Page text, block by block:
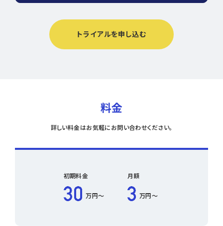
トライアルを申し込む
料金
詳しい料金はお気軽にお問い合わせください。
初期料金
万円〜
月額
万円〜